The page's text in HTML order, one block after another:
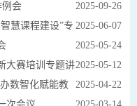
2025-09-26
例会
2025-06-07
慧课程建设”专
2025-05-24
2025-05-12
大赛培训专题讲
2025-04-22
数智化赋能教